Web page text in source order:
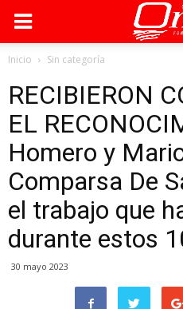
Inicio Sin categoría
RECIBIERON
EL
Homero y
Comparsa De
el trabajo que
durante estos
30 mayo 2023